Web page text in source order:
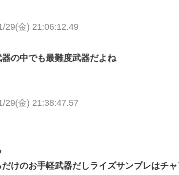
29(金) 21:06:12.49
の中でも最難度武器だよね
29(金) 21:38:47.57
けのお手軽武器だしライズサンブレはチ